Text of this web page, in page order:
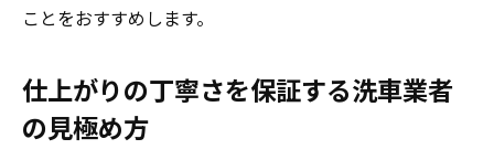
ことをおすすめします。
仕上がりの丁寧さを保証する洗車業者
の見極め方